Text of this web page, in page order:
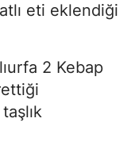
eti eklendiği
2 Kebap